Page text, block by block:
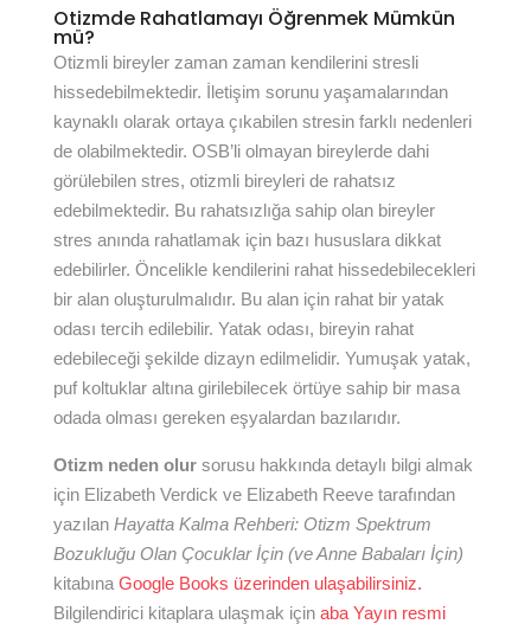
Otizmde Rahatlamayı Öğrenmek Mümkün
mü?
Otizmli bireyler zaman zaman kendilerini stresli
hissedebilmektedir. İletişim sorunu yaşamalarından
kaynaklı olarak ortaya çıkabilen stresin farklı nedenleri
de olabilmektedir. OSB’li olmayan bireylerde dahi
görülebilen stres, otizmli bireyleri de rahatsız
edebilmektedir. Bu rahatsızlığa sahip olan bireyler
stres anında rahatlamak için bazı hususlara dikkat
edebilirler. Öncelikle kendilerini rahat hissedebilecekleri
bir alan oluşturulmalıdır. Bu alan için rahat bir yatak
odası tercih edilebilir. Yatak odası, bireyin rahat
edebileceği şekilde dizayn edilmelidir. Yumuşak yatak,
puf koltuklar altına girilebilecek örtüye sahip bir masa
odada olması gereken eşyalardan bazılarıdır.
Otizm neden olursorusu hakkında detaylı bilgi almak
için Elizabeth Verdick ve Elizabeth Reeve tarafından
yazılan Hayatta Kalma Rehberi: Otizm Spektrum
Bozukluğu Olan Çocuklar İçin (ve Anne Babaları İçin)
kitabına Google Books üzerinden ulaşabilirsiniz.
Bilgilendirici kitaplara ulaşmak için aba Yayın resmi